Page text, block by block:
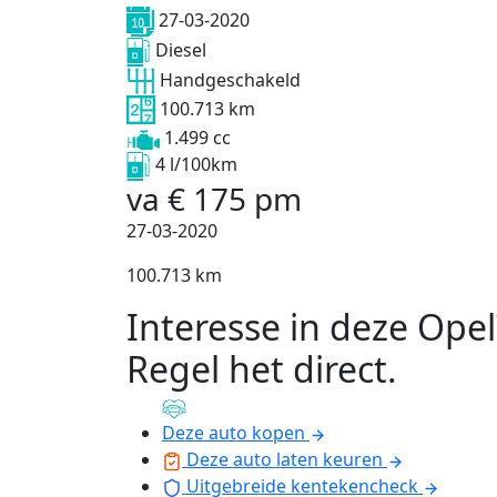
27-03-2020
Diesel
Handgeschakeld
100.713 km
1.499 cc
4 l/100km
va € 175 pm
27-03-2020
100.713 km
Interesse in deze
Regel het direct.
Deze auto kopen
Deze auto laten keuren
Uitgebreide kentekencheck